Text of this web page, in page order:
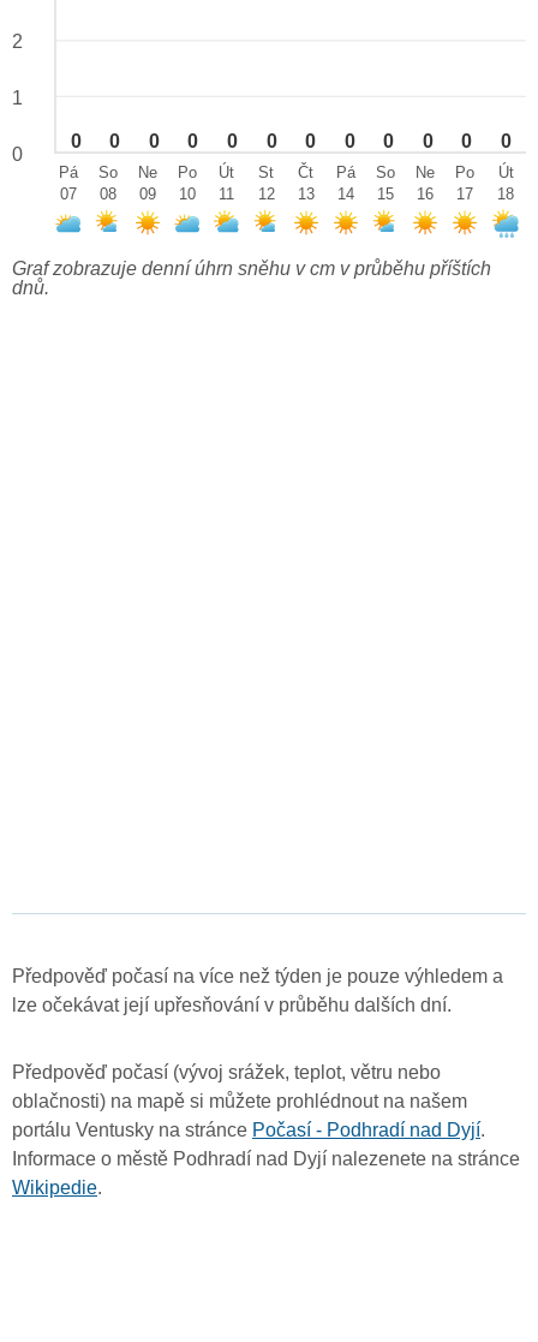
0 0 0 0 0 0 0 0 0 0 0 0
2
1
0
Pá
07
So
08
Ne
09
Po
10
Út
11
St
12
Čt
13
Pá
14
So
15
Ne
16
Po
17
Út
18
Graf zobrazuje denní úhrn sněhu v cm v průběhu příštích
dnů.
Předpověď počasí na více než týden je pouze výhledem a
lze očekávat její upřesňování v průběhu dalších dní.
Předpověď počasí (vývoj srážek, teplot, větru nebo
oblačnosti) na mapě si můžete prohlédnout na našem
portálu Ventusky na stránce Počasí - Podhradí nad Dyjí.
Informace o městě Podhradí nad Dyjí nalezenete na stránce
Wikipedie.